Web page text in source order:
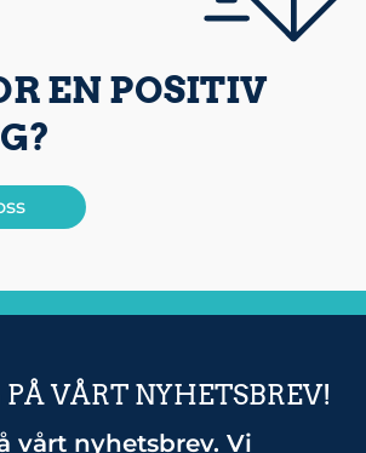
EN POSITIV
VÅRT NYHETSBREV!
vårt nyhetsbrev. Vi